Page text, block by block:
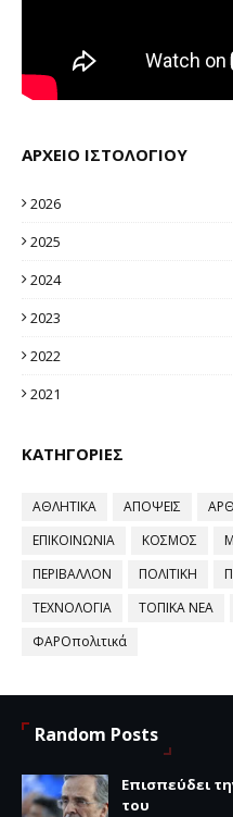
ΑΡΧΕΙΟ ΙΣΤΟΛΟΓΙΟΥ
2026
2025
2024
2023
2022
2021
ΚΑΤΗΓΟΡΙΕΣ
ΑΘΛΗΤΙΚΑ ΑΠΟΨΕΙΣ
ΕΠΙΚΟΙΝΩΝΙΑ
ΚΟΣΜΟΣ
ΠΕΡΙΒΑΛΛΟΝ
ΠΟΛΙΤΙΚΗ
ΤΕΧΝΟΛΟΓΙΑ
ΤΟΠΙΚΑ ΝΕΑ
ΦΑΡΟπολιτικά
Random Posts
Επισπεύδει
του